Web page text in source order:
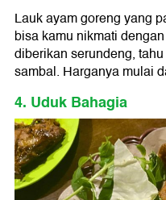
Lauk ayam goreng yang
bisa kamu nikmati
diberikan serundeng,
sambal. Harganya mulai
4. Uduk Bahagia